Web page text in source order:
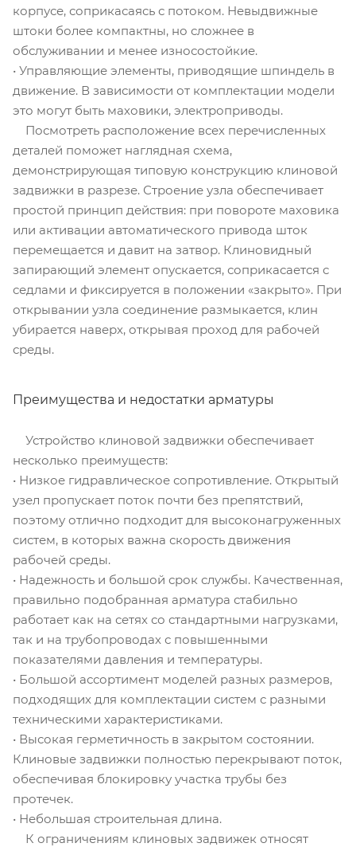
корпусе, соприкасаясь с потоком. Невыдвижные
штоки более компактны, но сложнее в
обслуживании и менее износостойкие.
• Управляющие элементы, приводящие шпиндель в
движение. В зависимости от комплектации модели
это могут быть маховики, электроприводы.
Посмотреть расположение всех перечисленных
деталей поможет наглядная схема,
демонстрирующая типовую конструкцию клиновой
задвижки в разрезе. Строение узла обеспечивает
простой принцип действия: при повороте маховика
или активации автоматического привода шток
перемещается и давит на затвор. Клиновидный
запирающий элемент опускается, соприкасается с
седлами и фиксируется в положении «закрыто». При
открывании узла соединение размыкается, клин
убирается наверх, открывая проход для рабочей
среды.
Преимущества и недостатки арматуры
Устройство клиновой задвижки обеспечивает
несколько преимуществ:
• Низкое гидравлическое сопротивление. Открытый
узел пропускает поток почти без препятствий,
поэтому отлично подходит для высоконагруженных
систем, в которых важна скорость движения
рабочей среды.
• Надежность и большой срок службы. Качественная,
правильно подобранная арматура стабильно
работает как на сетях со стандартными нагрузками,
так и на трубопроводах с повышенными
показателями давления и температуры.
• Большой ассортимент моделей разных размеров,
подходящих для комплектации систем с разными
техническими характеристиками.
• Высокая герметичность в закрытом состоянии.
Клиновые задвижки полностью перекрывают поток,
обеспечивая блокировку участка трубы без
протечек.
• Небольшая строительная длина.
К ограничениям клиновых задвижек относят